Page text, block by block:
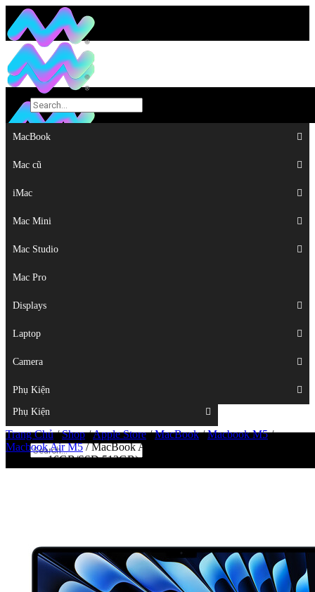
MacBook
Mac cũ
iMac
Mac Mini
Mac Studio
Mac Pro
Displays
Laptop
Camera
Phụ Kiện
MacBook
Mac cũ
iMac
Mac Mini
Mac Studio
Mac Pro
Displays
Laptop
Camera
Phụ Kiện
Top
Trang Chủ/Shop/Apple Store/MacBook/Macbook M5/
Macbook Air M5/MacBook Air M5 2026 15 inch – (Chip Apple
M5/Ram 16GB/SSD 512GB)